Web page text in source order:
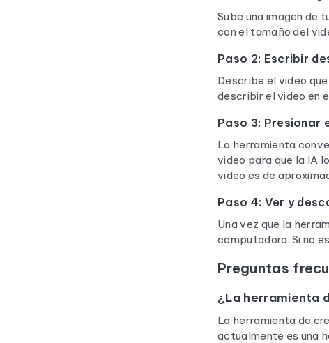
Sube una imagen de
con el tamaño del
Paso 2: Escribir
Describe el video
describir el video en
Paso 3: Presionar
La herramienta
video para que la IA
video es de
Paso 4: Ver y
Una vez que la
computadora. Si no
Preguntas
¿La herramienta
La herramienta de
actualmente es una